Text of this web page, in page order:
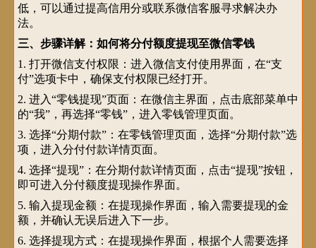
低，可以通过提高信用分或联系微信客服寻求解决办
法。
三、步骤详解：如何将分付额度提现至微信零钱
1. 打开微信支付权限：进入微信支付使用界面，在“支
付”选项卡中，确保支付权限已经打开。
2. 进入“零钱提现”页面：在微信主界面，点击底部菜单中
的“我”，再选择“零钱”，进入零钱管理页面。
3. 选择“分期付款”：在零钱管理页面，选择“分期付款”选
项，进入分付付款详情页面。
4. 选择“提现”：在分期付款详情页面，点击“提现”按钮，
即可进入分付额度提现操作界面。
5. 输入提现金额：在提现操作界面，输入需要提现的金
额，并确认无误后进入下一步。
6. 选择提现方式：在提现操作界面，根据个人需要选择